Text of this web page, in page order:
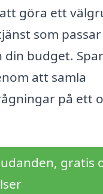
göra ett
som
din budget.
att samla
på ett
gratis